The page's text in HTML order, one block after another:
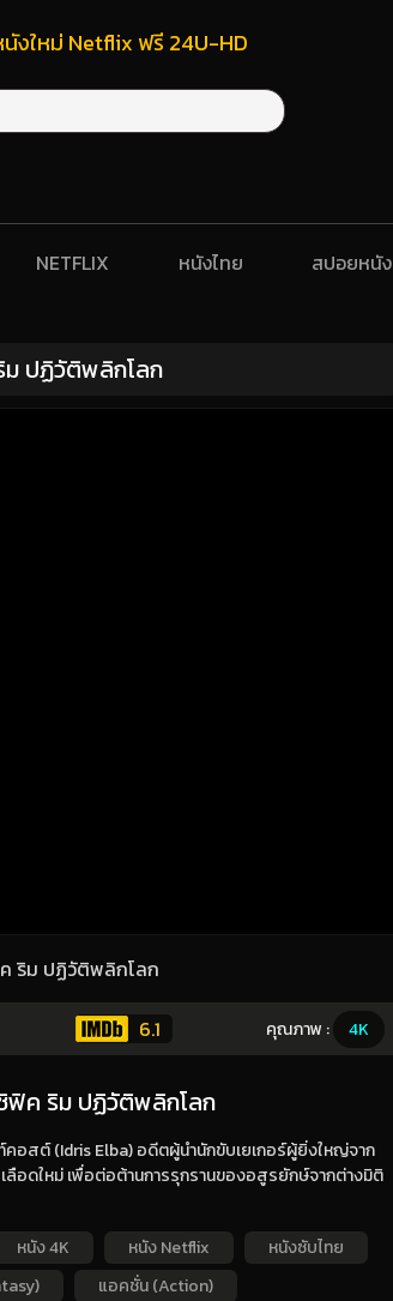
งใหม่ Netflix ฟรี 24U-HD
NETFLIX หนังไทย สปอยหนัง
ม ปฏิวัติพลิกโลก
ริม ปฏิวัติพลิกโลก
6.1 คุณภาพ : 4K
ฟิค ริม ปฏิวัติพลิกโลก
อสต์ (Idris Elba) อดีตผู้นำนักขับเยเกอร์ผู้ยิ่งใหญ่จาก
อดใหม่ เพื่อต่อต้านการรุกรานของอสูรยักษ์จากต่างมิติ
หนัง 4K หนัง Netflix
หนังซับไทย
แอคชั่น (Action)